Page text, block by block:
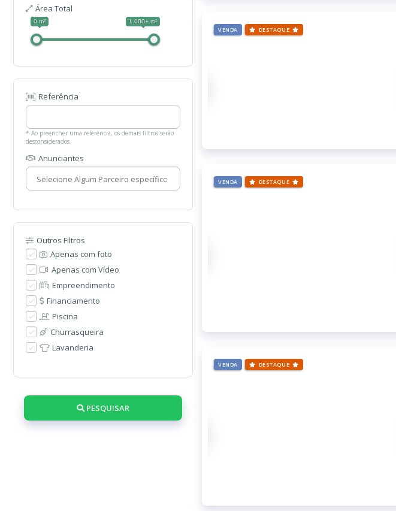
Área Total
0 m² 1.000+ m²
Referência
* Ao preencher uma referência, os demais filtros serão
desconsiderados.
Anunciantes
Outros Filtros
Apenas com foto
Apenas com Vídeo
Empreendimento
Financiamento
Piscina
Churrasqueira
Lavanderia
PESQUISAR
VENDA DESTAQUE
VENDA DESTAQUE
VENDA DESTAQUE